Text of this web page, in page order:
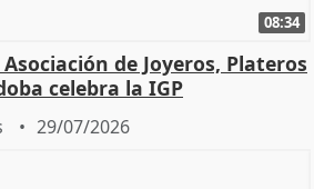
08:34
de Joyeros, Plateros
celebra la IGP
29/07/2026